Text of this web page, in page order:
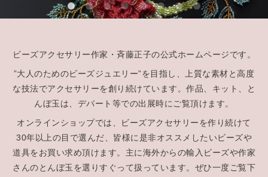
ビーズアクセサリー作家・斉藤正子の公式ホームページです。
”大人のためのビーズジュエリー”を目指し、上質な素材と高度
な技法でアクセサリーを創り続けています。作品、キット、と
んぼ玉は、デパート等での出展時にご覧頂けます。
オンラインショップでは、ビーズアクセサリーを作り続けて
30年以上の目で選んだ、皆様に是非オススメしたいビーズや
道具をお買い求め頂けます。主に海外からの輸入ビーズや作家
さんのとんぼ玉を選りすぐって扱っています。ぜひ一度ご覧下